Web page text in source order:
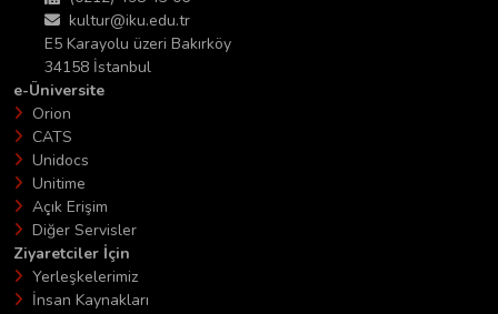
kultur@iku.edu.tr
E5 Karayolu üzeri Bakırköy
34158 İstanbul
e-Üniversite
Orion
CATS
Unidocs
Unitime
Açık Erişim
Diğer Servisler
Ziyaretciler İçin
Yerleşkelerimiz
İnsan Kaynakları